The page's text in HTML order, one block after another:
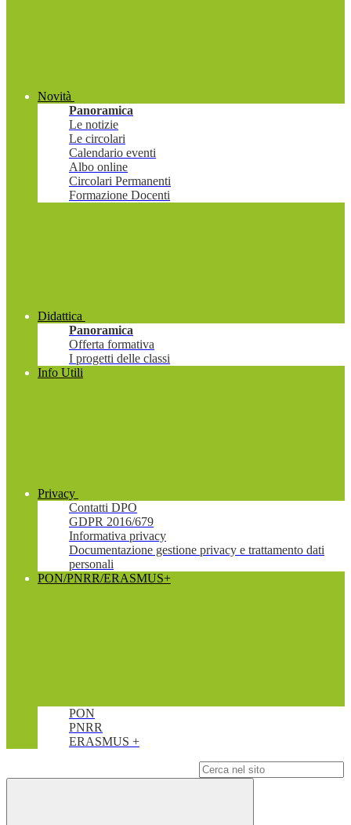
Novità
Panoramica
Le notizie
Le circolari
Calendario eventi
Albo online
Circolari Permanenti
Formazione Docenti
Didattica
Panoramica
Offerta formativa
I progetti delle classi
Info Utili
Privacy
Contatti DPO
GDPR 2016/679
Informativa privacy
Documentazione gestione privacy e trattamento dati
personali
PON/PNRR/ERASMUS+
PON
PNRR
ERASMUS +